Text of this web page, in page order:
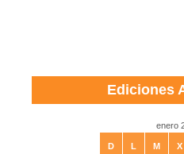
Ediciones
enero
D L M X